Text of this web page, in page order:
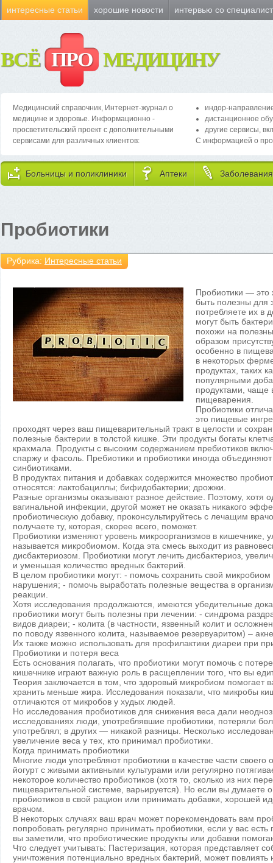
интересные статьи хорошие новости интервью со
ВСЁ ПРО МЕДИЦИНУ
Медицинский справочник, Интернет-журнал о
медицине и здоровье. Информационно -
просветительский проект с дополнительными
сервисами для различных клиентов:
индор-
дистанционное
другие сервисы,
С информацией о
Больницы и поликлиники Аптеки Заболевания
Пробиотики
Рубрика: Интересные статьи
Пробиотики — это
быть полезны для
потребляете их в
могут быть
похожи на
образом
особенно в
в некоторых
продуктах, таких
популярными
продуктами, чаще
пищеварения.
Пробиотики
это пищевые
проходят через ваш пищеварительный тракт в целости и
полезные бактерии в толстой кишке. Эти продукты богаты
крахмала. Продукты с высоким содержанием пребиотиков
спаржу и фасоль. Пребиотики и пробиотики иногда
синбиотиками.
В продуктах питания и добавках содержится множество
относятся: лактобациллы; бифидобактерии; дрожжи.
Разные организмы оказывают разное действие. Поэтому, хотя
вагинальной инфекции, другой может не оказать никакого
пробиотическую добавку, проконсультируйтесь с лечащим
получаете ту, которая, скорее всего, поможет.
Пробиотики изменяют уровень микроорганизмов в кишечнике,
называется микробиомом. Когда эта смесь выходит из
дисбактериозом. Пробиотики могут лечить дисбактериоз,
и уменьшая количество вредных бактерий.
В целом пробиотики могут: - помочь сохранить свой микробиом
нарушения; - помочь выработать полезные вещества в
реакции.
Хотя исследования продолжаются, имеются убедительные
пробиотики могут быть полезны при лечении: - синдрома
видов диареи; - колита (в частности, язвенный колит и
по поводу язвенного колита, называемое резервуаритом) –
Их также можно использовать для профилактики диареи при
Пробиотики и потеря веса
Есть основания полагать, что пробиотики могут помочь с
кишечнике играют важную роль в расщеплении того, что вы
Теория заключается в том, что здоровый микробиом помогает
хранить меньше жира. Исследования показали, что микробы
отличаются от микробов у худых людей.
Но исследования пробиотиков для снижения веса дали
исследованиях люди, употреблявшие пробиотики, потеряли
употреблял; в других — никакой разницы. Несколько
увеличение веса у тех, кто принимал пробиотики.
Когда принимать пробиотики
Многие люди употребляют пробиотики в качестве части
йогурт с живыми активными культурами или регулярно
некоторое количество пробиотиков (хотя то, сколько из них
пищеварительной системе, варьируется). Но если вы думаете
пробиотиков в свой рацион или принимать добавки, хорошей
врачом.
В некоторых случаях ваш врач может порекомендовать вам
попробовать регулярно принимать пробиотики, если у вас
вы заметили, что пробиотические продукты или добавки
Что следует учитывать: Пастеризация, которая представляет
уничтожения потенциально вредных бактерий, может